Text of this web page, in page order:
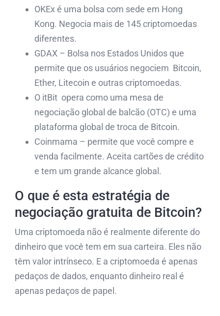
OKEx é uma bolsa com sede em Hong
Kong. Negocia mais de 145 criptomoedas
diferentes.
GDAX – Bolsa nos Estados Unidos que
permite que os usuários negociem Bitcoin,
Ether, Litecoin e outras criptomoedas.
O itBit opera como uma mesa de
negociação global de balcão (OTC) e uma
plataforma global de troca de Bitcoin.
Coinmama – permite que você compre e
venda facilmente. Aceita cartões de crédito
e tem um grande alcance global.
O que é esta estratégia de
negociação gratuita de Bitcoin?
Uma criptomoeda não é realmente diferente do
dinheiro que você tem em sua carteira. Eles não
têm valor intrínseco. E a criptomoeda é apenas
pedaços de dados, enquanto dinheiro real é
apenas pedaços de papel.